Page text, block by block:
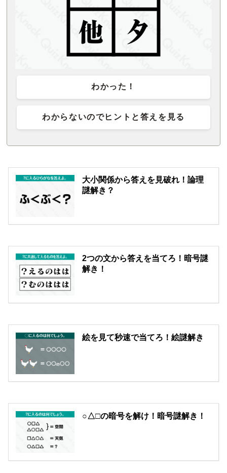
わかった！
わからないのでヒントと答えを見る
大小関係から答えを見破れ！論理
謎解き？
2つの文から答えを当てろ！暗号謎
解き！
絵を見て秒速で当てろ！絵謎解き
○△□の暗号を解け！暗号謎解き！